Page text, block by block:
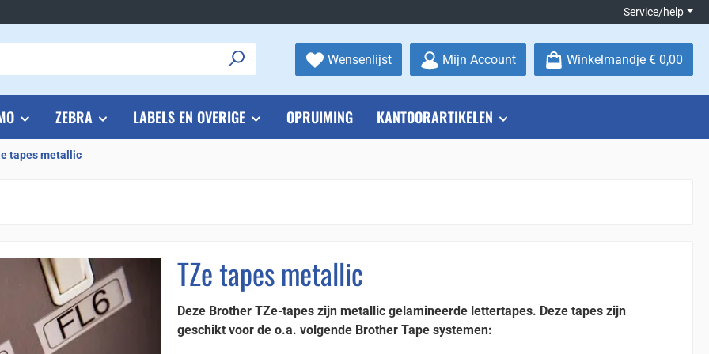
Service/help
WensenlijstJe hebt 0 items op je verlanglijstje
Mijn Account Winkelmandje € 0,00
ZEBRA LABELS EN OVERIGE OPRUIMING KANTOORARTIKELEN
tapes metallic
TZe tapes metallic
Deze Brother TZe-tapes zijn metallic gelamineerde lettertapes. Deze tapes zijn
geschikt voor de o.a. volgende Brother Tape systemen: